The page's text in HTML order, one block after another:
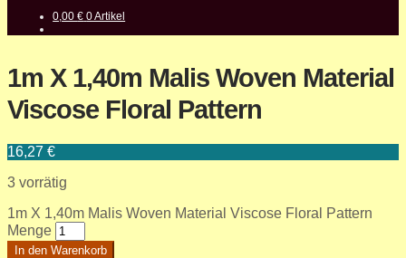
0,00€ 0 Artikel
1m X 1,40m Malis Woven Material
Viscose Floral Pattern
16,27 €
3 vorrätig
1m X 1,40m Malis Woven Material Viscose Floral Pattern
Menge
In den Warenkorb